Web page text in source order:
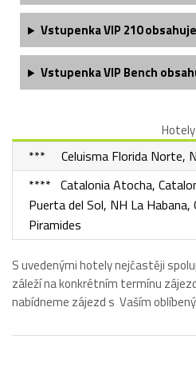
VstupenkaVIP 210
Vstupenka VIP Bench
Hotely
*** Celuisma Florida Norte,
**** Catalonia Atocha,
Puerta del Sol, NH La
Piramides
S uvedenými hotely nejčastěji
záleží na konkrétním termínu
nabídneme zájezd s Vaším